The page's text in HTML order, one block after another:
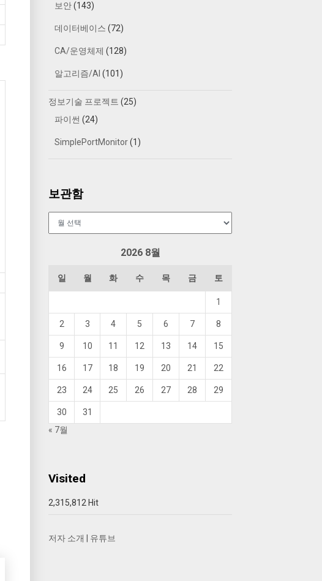
보안(143)
데이터베이스 (72)
CA/운영체제 (128)
알고리즘/AI (101)
정보기술 프로젝트 (25)
파이썬 (24)
SimplePortMonitor(1)
보관함
2026 8월
일 월 화 수 목 금 토
1
2 3 4 5 6 7 8
9 10 11 12 13 14 15
16 17 18 19 20 21 22
23 24 25 26 27 28 29
30
31
« 7월
Visited
2,315,812 Hit
저자 소개 유튜브